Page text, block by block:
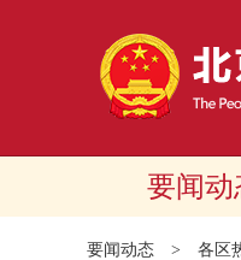
要闻动
要闻动态 > 各区